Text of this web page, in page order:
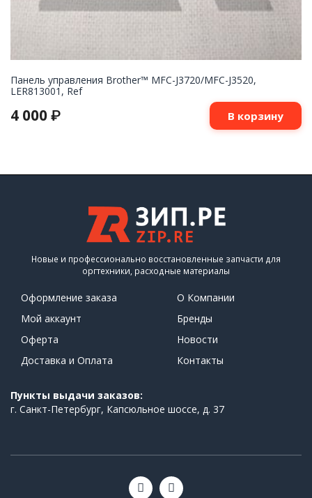
Панель управления Brother™ MFC-J3720/MFC-J3520,
LER813001, Ref
4 000 ₽ В корзину
Новые и профессионально восстановленные запчасти для
оргтехники, расходные материалы
Оформление заказа
Мой аккаунт
Оферта
Доставка и Оплата
О Компании
Бренды
Новости
Контакты
Пункты выдачи заказов:
г. Санкт-Петербург, Капсюльное шоссе, д. 37